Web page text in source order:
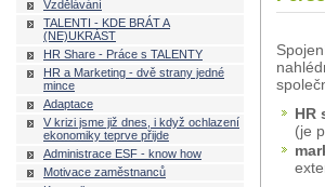
Vzdělávání
TALENTI - KDE BRÁT A
(NE)UKRÁST
HR Share - Práce s TALENTY
HR a Marketing - dvě strany jedné
mince
Adaptace
V krizi jsme již dnes, i když ochlazení
ekonomiky teprve přijde
Administrace ESF - know how
Motivace zaměstnanců
HR
(je